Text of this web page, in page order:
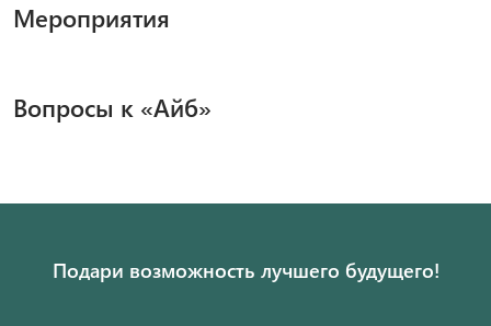
Мероприятия
Вопросы к «Айб»
Подари возможность лучшего будущего!